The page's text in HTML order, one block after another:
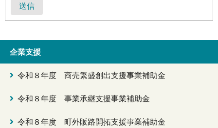
送信
企業支援
令和８年度 商売繁盛創出支援事業補助金
令和８年度 事業承継支援事業補助金
令和８年度 町外販路開拓支援事業補助金